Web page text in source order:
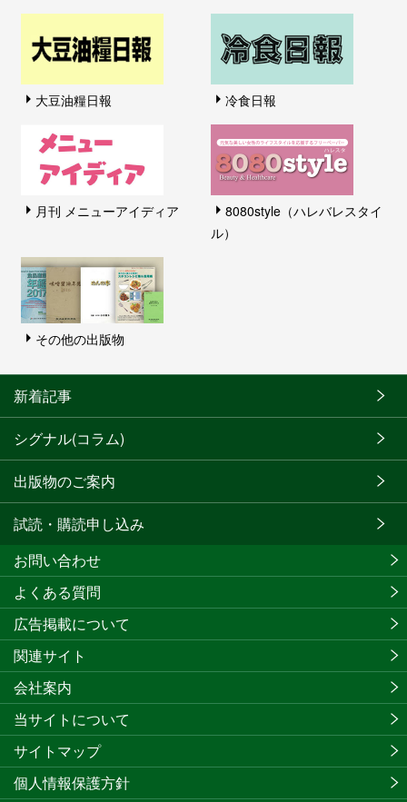
大豆油糧日報 冷食日報
月刊 メニューアイディア
8080style（ハレバレスタイ
ル）
その他の出版物
新着記事
シグナル(コラム)
出版物のご案内
試読・購読申し込み
お問い合わせ
よくある質問
広告掲載について
関連サイト
会社案内
当サイトについて
サイトマップ
個人情報保護方針